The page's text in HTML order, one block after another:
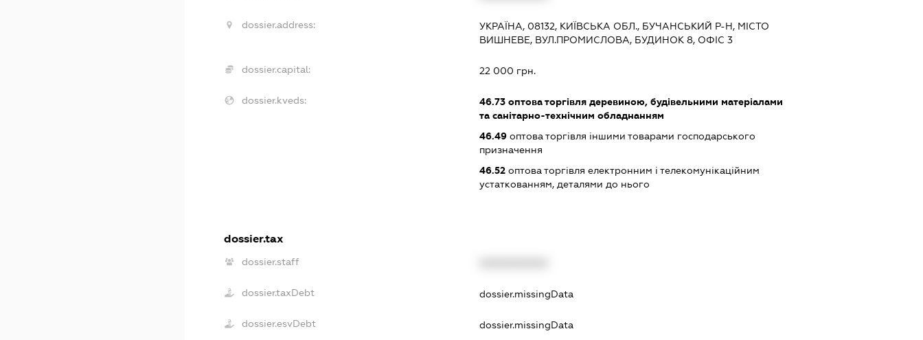
dossier.address:
УКРАЇНА, 08132, КИЇВСЬКА ОБЛ., БУЧАНСЬКИЙ Р-Н, МІСТО
ВИШНЕВЕ, ВУЛ.ПРОМИСЛОВА, БУДИНОК 8, ОФІС 3
dossier.capital: 22 000 грн.
dossier.kveds: 46.73оптова торгівля деревиною, будівельними матеріалами
та санітарно-технічним обладнанням
46.49оптова торгівля іншими товарами господарського
призначення
46.52оптова торгівля електронним і телекомунікаційним
устаткованням, деталями до нього
dossier.tax
dossier.staff
dossier.taxDebt dossier.missingData
dossier.esvDebt dossier.missingData